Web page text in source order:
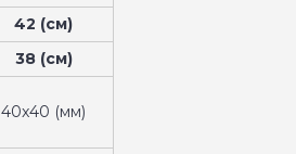
42 (см)
38 (см)
40x40 (мм)